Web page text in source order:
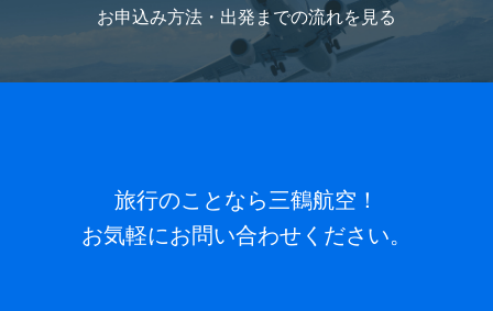
お申込み方法・出発までの流れを見る
旅行のことなら三鶴航空！
お気軽にお問い合わせください。